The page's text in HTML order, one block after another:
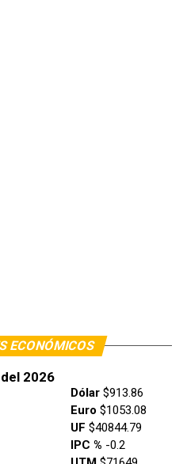
ECONÓMICOS
2026
Dólar$913.86
Euro $1053.08
UF $40844.79
IPC % -0.2